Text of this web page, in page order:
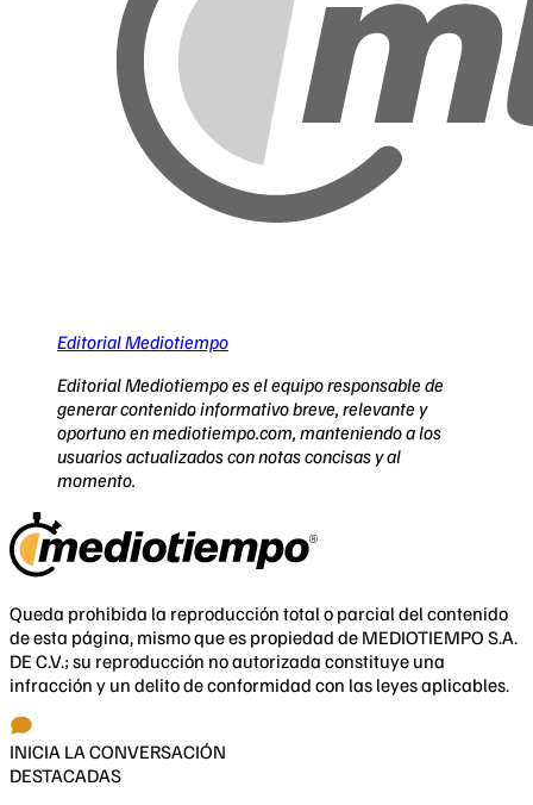
Editorial Mediotiempo
Editorial Mediotiempo es el equipo responsable de
generar contenido informativo breve, relevante y
oportuno en mediotiempo.com, manteniendo a los
usuarios actualizados con notas concisas y al
momento.
Queda prohibida la reproducción total o parcial del contenido
de esta página, mismo que es propiedad de MEDIOTIEMPO S.A.
DE C.V.; su reproducción no autorizada constituye una
infracción y un delito de conformidad con las leyes aplicables.
INICIA LA CONVERSACIÓN
DESTACADAS